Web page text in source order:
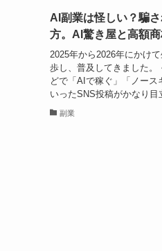
AI副業は怪しい？騙
方。AI驚き屋と高額
2025年から2026年にかけ
歩し、普及してきました。
どで「AIで稼ぐ」「ノース
いったSNS投稿がかなり目
副業